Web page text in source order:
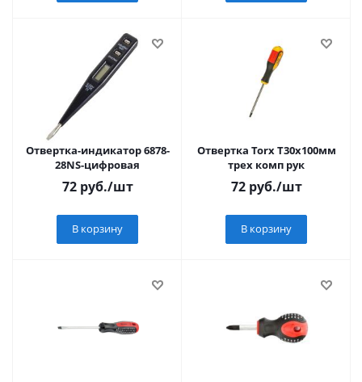
Отвертка-индикатор 6878-
28NS-цифровая
72руб./шт
В корзину
Отвертка Torx T30х100мм
трех комп рук
72руб./шт
В корзину